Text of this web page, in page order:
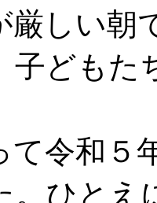
しい朝
子どもた
令和５
。ひとえ